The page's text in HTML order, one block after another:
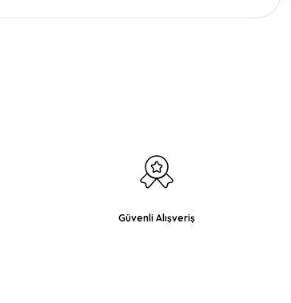
Güvenli Alışveriş